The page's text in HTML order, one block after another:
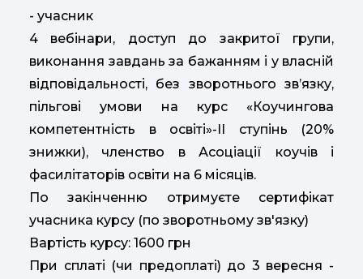
- учасник
4 вебінари, доступ до закритої групи,
виконання завдань за бажанням і у власній
відповідальності, без зворотнього зв’язку,
пільгові умови на курс «Коучингова
компетентність в освіті»-ІІ ступінь (20%
знижки), членство в Асоціації коучів і
фасилітаторів освіти на 6 місяців.
По закінченню отримуєте сертифікат
учасника курсу (по зворотньому зв'язку)
Вартість курсу: 1600 грн
При сплаті (чи предоплаті) до 3 вересня -